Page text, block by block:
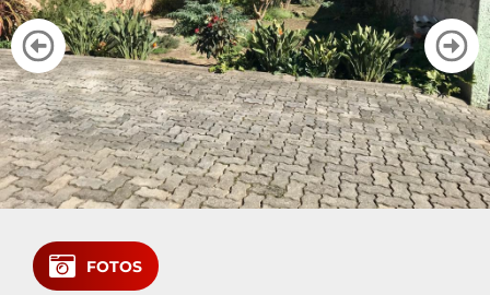
Vendas: (41)
Locação: (41)
FOTOS